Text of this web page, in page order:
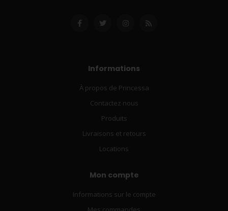
Informations
À propos de Princessa
Contactez nous
Produits
Livraisons et retours
Locations
Mon compte
Informations sur le compte